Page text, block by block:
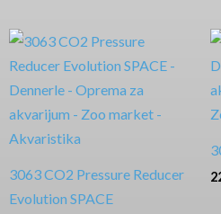
3063 CO2 Pressure Reducer
Evolution SPACE